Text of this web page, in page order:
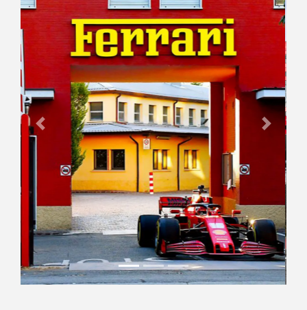
Previous Next